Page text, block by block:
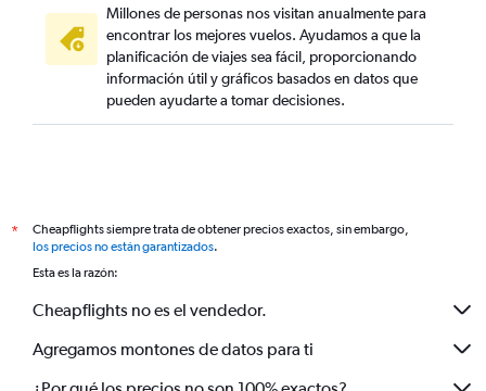
Millones de personas nos visitan anualmente para
encontrar los mejores vuelos. Ayudamos a que la
planificación de viajes sea fácil, proporcionando
información útil y gráficos basados en datos que
pueden ayudarte a tomar decisiones.
*
Cheapflights siempre trata de obtener precios exactos, sin embargo,
los precios no están garantizados.
Esta es la razón:
Cheapflights no es el vendedor.
Agregamos montones de datos para ti